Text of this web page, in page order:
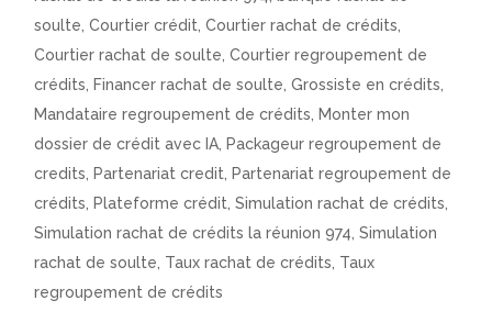
soulte ,Courtier crédit ,Courtier rachat de crédits
Courtier rachat de soulte ,Courtier regroupement de
crédits
Financer rachat de soulte ,Grossiste en crédits
Mandataire regroupement de crédits
Monter mon
dossier de crédit avec IA Packageur regroupement de
credits
Partenariat credit
Partenariat regroupement de
crédits
Plateforme crédit ,Simulation rachat de crédits
Simulation rachat de crédits la réunion 974 ,Simulation
rachat de soulte Taux rachat de crédits Taux
regroupement de crédits